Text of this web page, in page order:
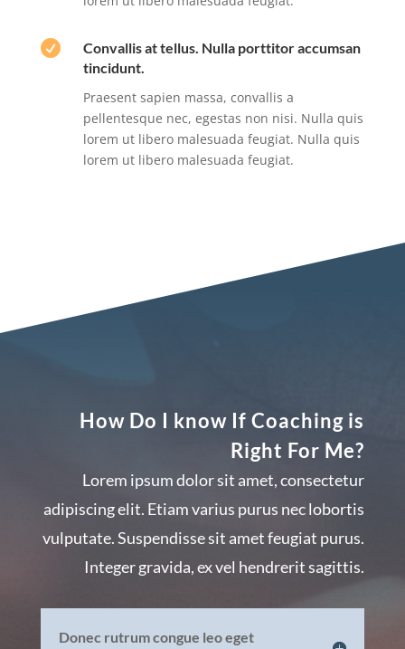

Convallis at tellus. Nulla porttitor accumsan
tincidunt.
Praesent sapien massa, convallis a
pellentesque nec, egestas non nisi. Nulla quis
lorem ut libero malesuada feugiat. Nulla quis
lorem ut libero malesuada feugiat.
How Do I know If Coaching is
Right For Me?
Lorem ipsum dolor sit amet, consectetur
adipiscing elit. Etiam varius purus nec lobortis
vulputate. Suspendisse sit amet feugiat purus.
Integer gravida, ex vel hendrerit sagittis.
Donec rutrum congue leo eget